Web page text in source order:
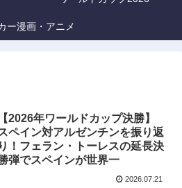
ー漫画・アニメ
【2026年ワールドカップ決勝】
ペイン対アルゼンチンを振り返
り！フェラン・トーレスの延長決
弾でスペインが世界一
2026.07.21